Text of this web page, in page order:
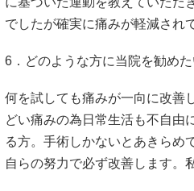
でしたが確実に痛みが軽減され
6．どのような方に当院を勧めた
何を試しても痛みが一向に改善
どい痛みの為日常生活も不自由
る方。手術しかないとあきらめ
自らの努力で必ず改善します。